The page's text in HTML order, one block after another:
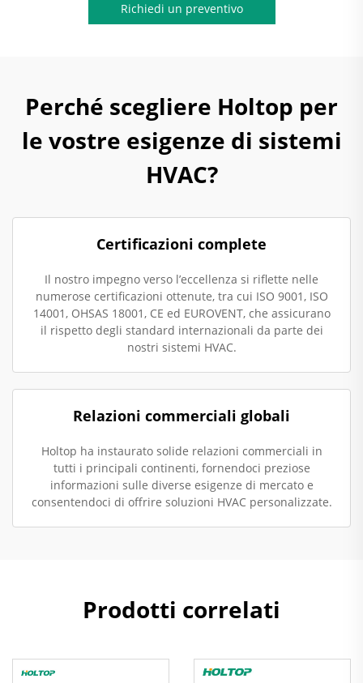
Richiedi un preventivo
Perché scegliere Holtop per
le vostre esigenze di sistemi
HVAC?
Certificazioni complete
Il nostro impegno verso l’eccellenza si riflette nelle
numerose certificazioni ottenute, tra cui ISO 9001, ISO
14001, OHSAS 18001, CE ed EUROVENT, che assicurano
il rispetto degli standard internazionali da parte dei
nostri sistemi HVAC.
Relazioni commerciali globali
Holtop ha instaurato solide relazioni commerciali in
tutti i principali continenti, fornendoci preziose
informazioni sulle diverse esigenze di mercato e
consentendoci di offrire soluzioni HVAC personalizzate.
Prodotti correlati